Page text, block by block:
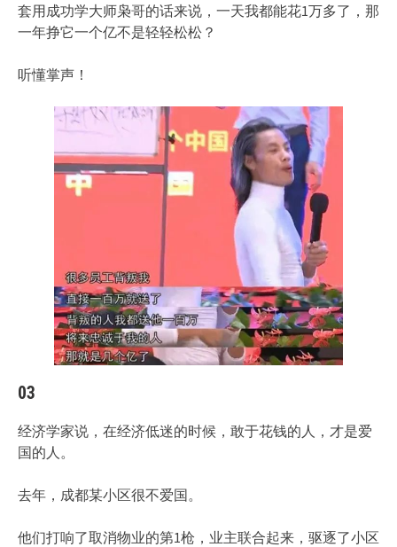
套用成功学大师枭哥的话来说，一天我都能花1万多了，那
一年挣它一个亿不是轻轻松松？
听懂掌声！
03
经济学家说，在经济低迷的时候，敢于花钱的人，才是爱
国的人。
去年，成都某小区很不爱国。
他们打响了取消物业的第1枪，业主联合起来，驱逐了小区